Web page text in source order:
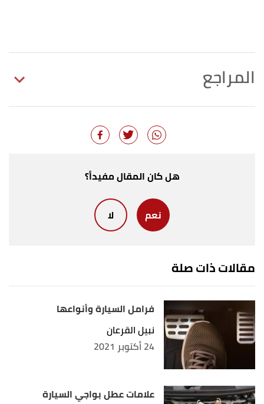
المراجع
familyhandyman , Retrieved 10/9/2023. Edited.
accelerating. "Symptoms Of A Bad Or Clogged Fuel
,wikihow
10/9/2023. Edited.
, Retrieved 10/9/2023. Edited.
هل كان المقال مفيداً؟
نعم لا
مقالات ذات صلة
فرامل السيارة وأنواعها
نبيل القرعان
24 أكتوبر 2021
علامات عطل بواجي السيارة